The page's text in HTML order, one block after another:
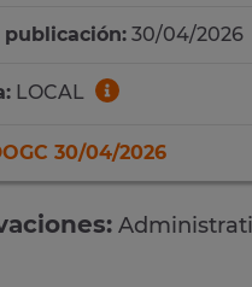
publicación: 30/04/2026
LOCAL
30/04/2026